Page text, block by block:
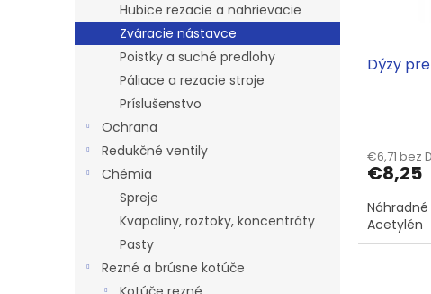
Hubice rezacie a nahrievacie
Zváracie nástavce
Poistky a suché predlohy
Páliace a rezacie stroje
Príslušenstvo
Ochrana
Redukčné ventily
Chémia
Spreje
Kvapaliny, roztoky, koncentráty
Pasty
Rezné a brúsne kotúče
oDýzy
€6,71 bez
€8,25
Náhradné
Acetylén